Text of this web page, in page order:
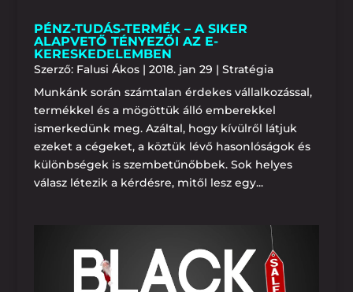
PÉNZ-TUDÁS-TERMÉK – A SIKER
ALAPVETŐ TÉNYEZŐI AZ E-
KERESKEDELEMBEN
Szerző: Falusi Ákos| 2018. jan 29 | Stratégia
Munkánk során számtalan érdekes vállalkozással,
termékkel és a mögöttük álló emberekkel
ismerkedünk meg. Azáltal, hogy kívülről látjuk
ezeket a cégeket, a köztük lévő hasonlóságok és
különbségek is szembetűnőbbek. Sok helyes
válasz létezik a kérdésre, mitől lesz egy...